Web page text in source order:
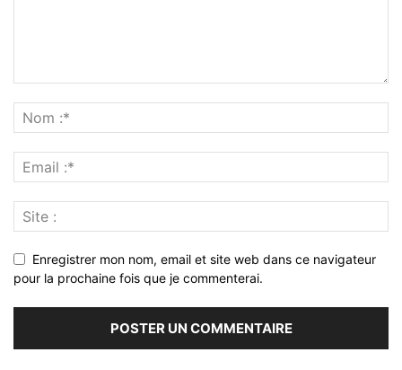
Enregistrer mon nom, email et site web dans ce navigateur
pour la prochaine fois que je commenterai.